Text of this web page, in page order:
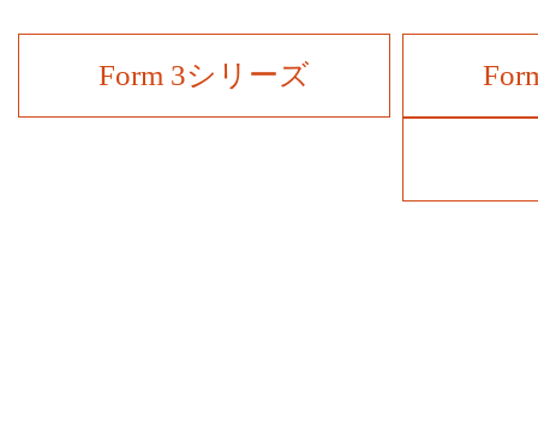
Form 3シリーズ